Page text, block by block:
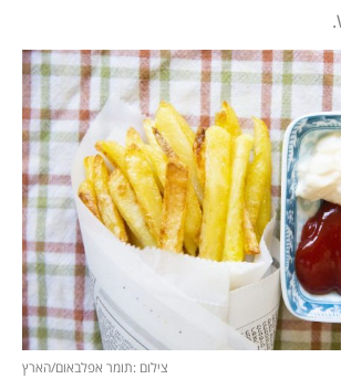
צילום :תומר אפלבאום/הארץ